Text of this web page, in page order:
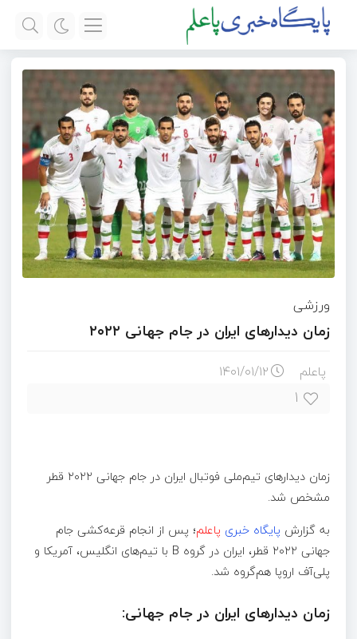
ورزشی
زمان دیدارهای ایران در جام جهانی ۲۰۲۲
پاعلم ۱۴۰۱/۰۱/۱۲
۱
زمان دیدارهای تیم‌ملی فوتبال ایران در جام جهانی ۲۰۲۲ قطر
مشخص شد.
به گزارش پایگاه خبری پاعلم؛ پس از انجام قرعه‌کشی جام
جهانی ۲۰۲۲ قطر، ایران در گروه B با تیم‌های انگلیس، آمریکا و
پلی‌آف اروپا هم‌گروه شد.
زمان دیدارهای ایران در جام جهانی: